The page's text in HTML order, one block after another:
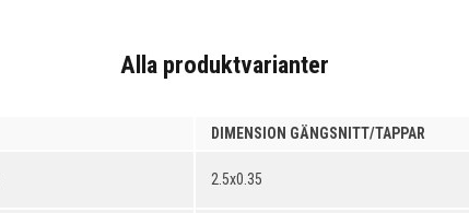
Alla produktvarianter
DIMENSION GÄNGSNITT/TAPPAR
2.5x0.35